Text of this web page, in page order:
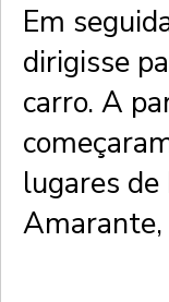
Em
dirigisse
carro. A
lugares